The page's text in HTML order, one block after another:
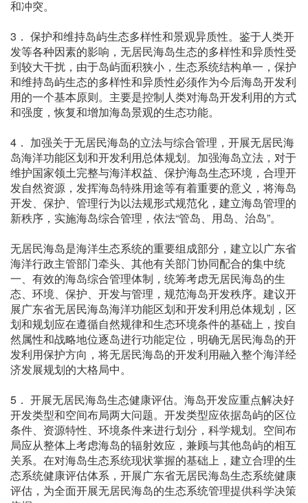
和冲突。
3． 保护和维持岛屿生态多样性和景观异质性。鉴于人类开
发等各种因素的影响，无居民海岛生态的多样性和异质性受
到较大干扰，由于岛屿面积狭小，生态系统结构单一，保护
和维持岛屿生态的多样性和异质性必须作为今后海岛开发利
用的一个基本原则。主要是控制人类对海岛开发利用的方式
和强度，恢复和增加海岛景观的生态功能。
4． 加强关于无居民海岛的立法与综合管理，开展无居民海
岛海洋功能区划和开发利用总体规划。加强海岛立法，对于
维护国家领土完整与海洋权益、保护海岛生态环境，合理开
发自然资源，发挥海岛特殊用途等有着重要的意义，将海岛
开发、保护、管理行为以法规形式规范化，建立海岛管理的
新秩序，实施海岛综合管理，依法“管岛、用岛、治岛”。
无居民海岛是海洋生态系统的重要组成部分，建立以广东省
海洋行政主管部门牵头、其他有关部门协同配合的集中统
一、有效的海岛综合管理体制，统筹考虑无居民海岛的生
态、环境、保护、开发与管理，规范海岛开发秩序。建议开
展广东省无居民海岛海洋功能区划和开发利用总体规划，区
划和规划应在遵循自然规律和生态环境条件的基础上，按自
然属性和战略地位逐岛进行功能定位，明确无居民海岛的开
发利用保护方向，将无居民海岛的开发利用融入整个海洋经
济发展规划的大格局中。
5． 开展无居民海岛生态健康评估。海岛开发应重点解决好
开发类型和空间布局两大问题。开发类型应依据岛屿的区位
条件、资源特性、环境条件来进行划分，科学规划。空间布
局应从整体上考虑海岛的辐射效应，兼顾与其他岛屿的相互
关系。在对海岛生态系统现状掌握的基础上，建立合理的生
态系统健康评估体系，开展广东省无居民海岛生态系统健康
评估，为全面开展无居民海岛的生态系统管理提供科学决策